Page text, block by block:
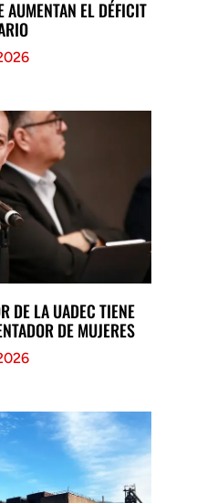
EL DÉFICIT
DE LA UADEC TIENE
DE MUJERES